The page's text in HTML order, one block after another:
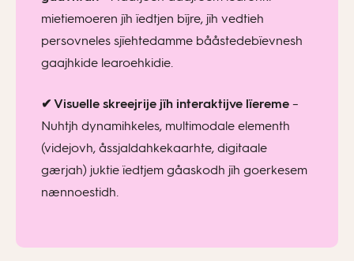
mietiemoeren jïh ïedtjen bïjre, jïh vedtieh
persovneles sjïehtedamme bååstedebïevnesh
gaajhkide learoehkidie.
✔ Visuelle skreejrije jïh interaktijve lïereme –
Nuhtjh dynamihkeles, multimodale elementh
(videjovh, åssjaldahkekaarhte, digitaale
gærjah) juktie ïedtjem gåaskodh jïh goerkesem
nænnoestidh.